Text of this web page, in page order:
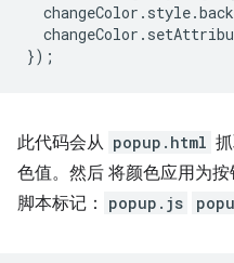
changeColor . style.
changeColor .
});
此代码会从 popup.html
色值。然后 将颜色应用为
脚本标记：
popup.js